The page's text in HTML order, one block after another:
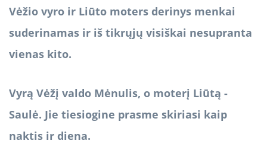
Vėžio vyro ir Liūto moters derinys menkai
suderinamas ir iš tikrųjų visiškai nesupranta
vienas kito.
Vyrą Vėžį valdo Mėnulis, o moterį Liūtą -
Saulė. Jie tiesiogine prasme skiriasi kaip
naktis ir diena.